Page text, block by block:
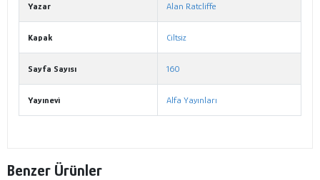
Yazar Alan Ratcliffe
Kapak Ciltsiz
Sayfa Sayısı 160
Yayınevi Alfa Yayınları
Benzer Ürünler